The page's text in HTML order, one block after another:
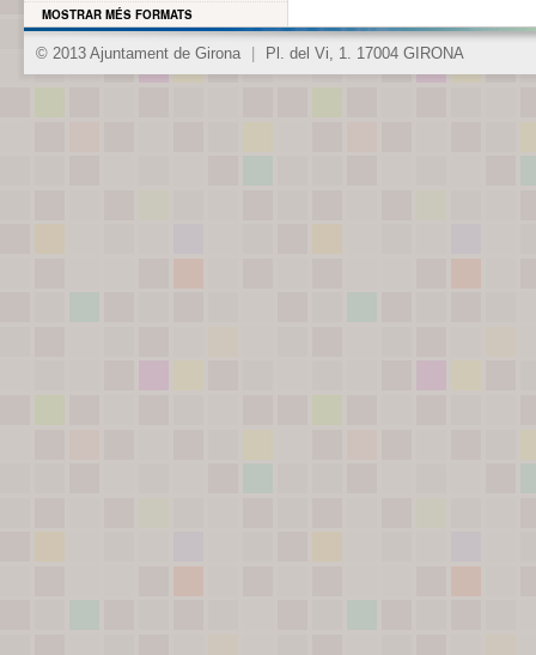
MOSTRAR MÉS FORMATS
© 2013 Ajuntament de Girona Pl. del Vi, 1. 17004 GIRONA